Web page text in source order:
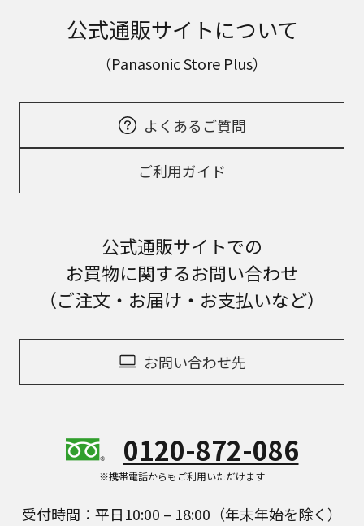
公式通販サイトについて
（Panasonic Store Plus）
よくあるご質問
ご利用ガイド
公式通販サイトでの
お買物に関するお問い合わせ
（ご注文・お届け・お支払いなど）
お問い合わせ先
0120-872-086
※携帯電話からもご利用いただけます
受付時間：平日10:00 – 18:00（年末年始を除く）